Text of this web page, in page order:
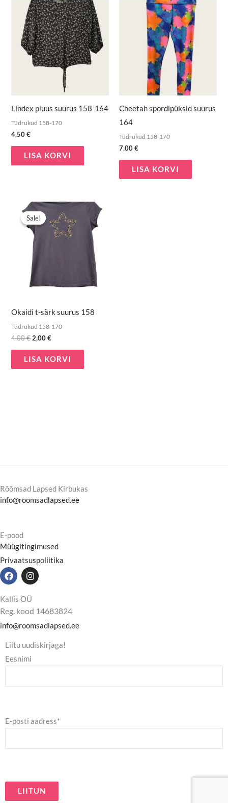
Lindex pluus suurus 158-164
Tüdrukud 158-170
4,50€
LISA KORVI
Cheetah spordipüksid suurus
164
Tüdrukud 158-170
7,00€
LISA KORVI
Sale!
Sale!
Okaidi t-särk suurus 158
Tüdrukud 158-170
4,00€
Algne
hind
oli:
4,00 €.
2,00€
Praegune
hind
on:
2,00 €.
LISA KORVI
Rõõmsad Lapsed Kirbukas
info@roomsadlapsed.ee
E-pood
Müügitingimused
Privaatsuspoliitika
F
a
e
o
o
k
I
n
t
a
g
r
a
m
Kallis OÜ
Reg. kood 14683824
info@roomsadlapsed.ee
Liitu uudiskirjaga!
Eesnimi
E-posti aadress*